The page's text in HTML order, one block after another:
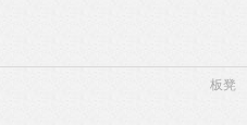
板凳